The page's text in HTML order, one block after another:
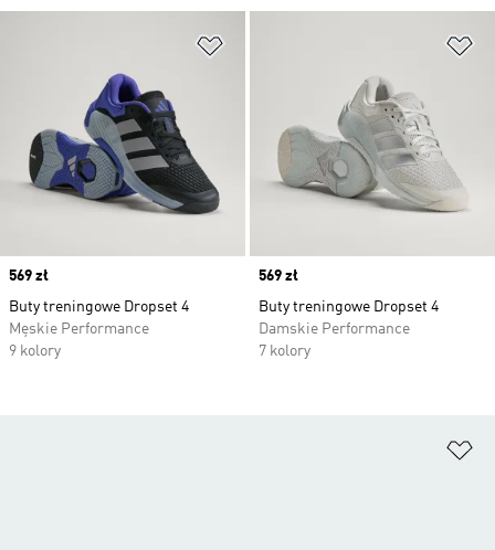
Price
569 zł
Buty treningowe Dropset 4
Męskie Performance
9 kolory
Price
569 zł
Buty treningowe Dropset 4
Damskie Performance
7 kolory